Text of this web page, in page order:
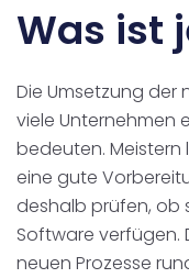
Was ist
Die Umsetzung der
viele Unternehmen
bedeuten.
eine gute
deshalb prüfen, ob
Software verfügen.
neuen Prozesse